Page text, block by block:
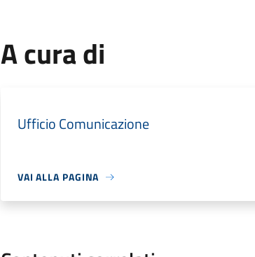
A cura di
Ufficio Comunicazione
VAI ALLA PAGINA